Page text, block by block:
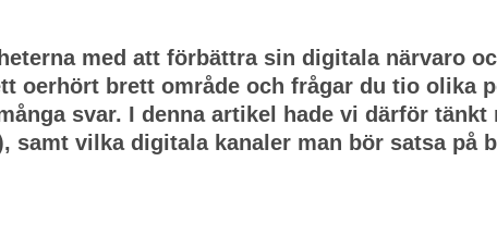
med att förbättra sin digitala närvaro
oerhört brett område och frågar du tio olika
svar. I denna artikel hade vi därför tänkt
samt vilka digitala kanaler man bör satsa på